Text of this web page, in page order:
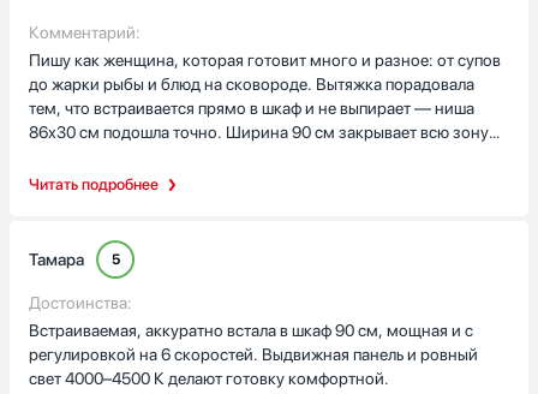
Читать подробнее
Комментарий:
Пишу как женщина, которая готовит много и разное: от супов
до жарки рыбы и блюд на сковороде. Вытяжка порадовала
тем, что встраивается прямо в шкаф и не выпирает — ниша
86х30 см подошла точно. Ширина 90 см закрывает всю зону
реально помогает при сильных запахах. Управление боковое,
вытягивает достаточно (323 м3/ч), когда тушу или варю, звук
не мешает, а при сильной жарке включаю интенсивный режим:
мощный поток (706 м3/ч) быстро убирает дым и запахи.
Остаточный ход — приятная мелочь: после выключения
вентилятор дополняет проветривание и в кухне остается
свежо. Металлические жироулавливающие фильтры в
Тамара 5
Достоинства:
Встраиваемая, аккуратно встала в шкаф 90 см, мощная и с
регулировкой на 6 скоростей. Выдвижная панель и ровный
свет 4000–4500 К делают готовку комфортной.